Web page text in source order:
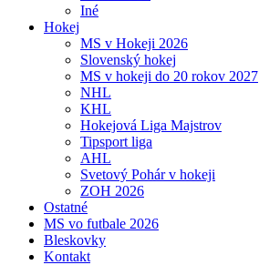
Iné
Hokej
MS v Hokeji 2026
Slovenský hokej
MS v hokeji do 20 rokov 2027
NHL
KHL
Hokejová Liga Majstrov
Tipsport liga
AHL
Svetový Pohár v hokeji
ZOH 2026
Ostatné
MS vo futbale 2026
Bleskovky
Kontakt